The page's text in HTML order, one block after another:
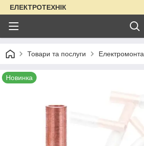
ЕЛЕКТРОТЕХНІК
Товари та послуги
Новинка